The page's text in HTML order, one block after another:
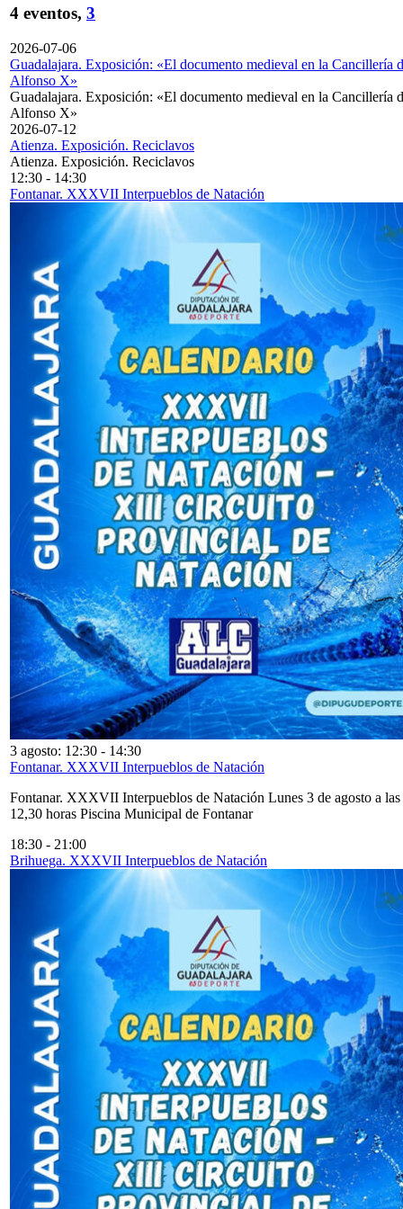
4 eventos, 3
2026-07-06
Guadalajara. Exposición: «El documento medieval en la Cancillería
Alfonso X»
Guadalajara. Exposición: «El documento medieval en la Cancillería
Alfonso X»
2026-07-12
Atienza. Exposición. Reciclavos
Atienza. Exposición. Reciclavos
12:30 - 14:30
Fontanar. XXXVII Interpueblos de Natación
3 agosto: 12:30 - 14:30
Fontanar. XXXVII Interpueblos de Natación
Fontanar. XXXVII Interpueblos de Natación Lunes 3 de agosto a las
12,30 horas Piscina Municipal de Fontanar
18:30 - 21:00
Brihuega. XXXVII Interpueblos de Natación